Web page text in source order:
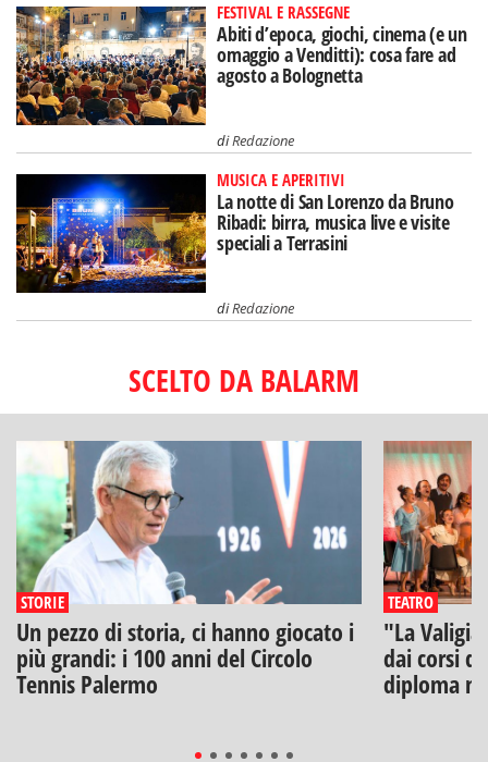
FESTIVAL E RASSEGNE
Abiti d’epoca, giochi, cinema (e un
omaggio a Venditti): cosa fare ad
agosto a Bolognetta
diRedazione
MUSICA E APERITIVI
La notte di San Lorenzo da Bruno
Ribadi: birra, musica live e visite
speciali a Terrasini
diRedazione
SCELTO DA BALARM
STORIE
Un pezzo di storia, ci hanno giocato i
più grandi: i 100 anni del Circolo
Tennis Palermo
TEATRO
"La
dai corsi
diploma